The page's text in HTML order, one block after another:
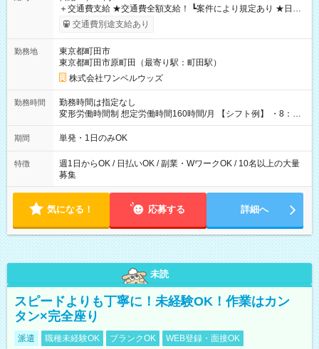
＋交通費支給 ★交通費全額支給！ ┗案件により規定あり ★日払
いOK！（規定あり） ┗働いたその日に現金GET♪ お仕事後はコ
ンビニATMから 日払い分を引き落とせます！ 【試用期間】試
交通費別途支給あり
勤務地
東京都町田市
東京都町田市原町田（最寄り駅：町田駅）
株式会社ワンベルウッズ
勤務時間
勤務時間は指定なし
変形労働時間制 想定労働時間160時間/月 【シフト例】 ・8：00
～21：00
期間 単発・1日のみOK
特徴
週1日からOK / 日払いOK / 副業・WワークOK / 10名以上の大量
募集
気になる！ 応募する 詳細へ
未読
スピードよりも丁寧に！未経験OK！作業はカン
タン×完全座り
派遣 職種未経験OK ブランクOK WEB登録・面接OK